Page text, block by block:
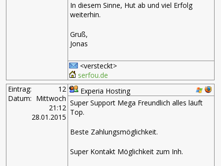
In diesem Sinne, Hut ab und viel Erfolg
weiterhin.
Gruß,
Jonas
<versteckt>
serfou.de
Eintrag:
12
Datum: Mittwoch
21:12
28.01.2015
Experia Hosting
Super Support Mega Freundlich alles läuft
Top.
Beste Zahlungsmöglichkeit.
Super Kontakt Möglichkeit zum Inh.